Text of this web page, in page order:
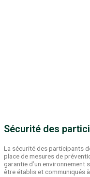
Sécurité des
La sécurité des participants
place de mesures de
garantie d’un environnement
être établis et communiqués